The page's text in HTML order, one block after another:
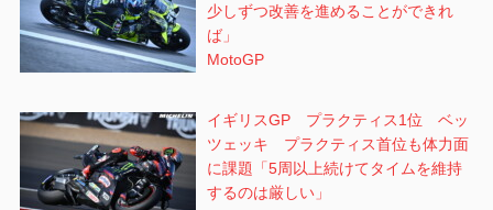
少しずつ改善を進めることができれ
ば」
MotoGP
イギリスGP プラクティス1位 ベッ
ツェッキ プラクティス首位も体力面
に課題「5周以上続けてタイムを維持
するのは厳しい」